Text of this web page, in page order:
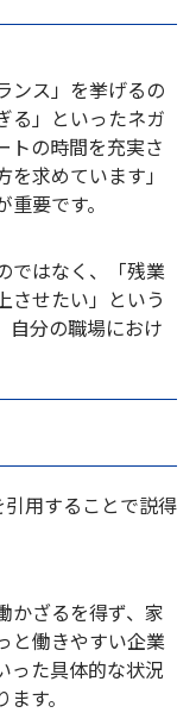
ンス」を挙げるの
る」といったネガ
トの時間を充実さ
求めています」
要です。
ではなく、「残業
させたい」という
自分の職場におけ
用することで説得
かざるを得ず、家
と働きやすい企業
った具体的な状況
す。